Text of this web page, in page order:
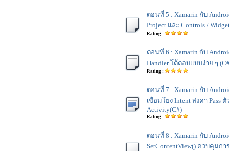
ตอนที่ 5 : Xamarin กับ
Project และ Controls /
Rating :
ตอนที่ 6 : Xamarin กับ
Handler โต้ตอบแบบง่าย ๆ
Rating :
ตอนที่ 7 : Xamarin กับ
เชื่อมโยง Intent ส่งค่า Pass
Activity(C#)
Rating :
ตอนที่ 8 : Xamarin กับ
SetContentView() ควบคุมก